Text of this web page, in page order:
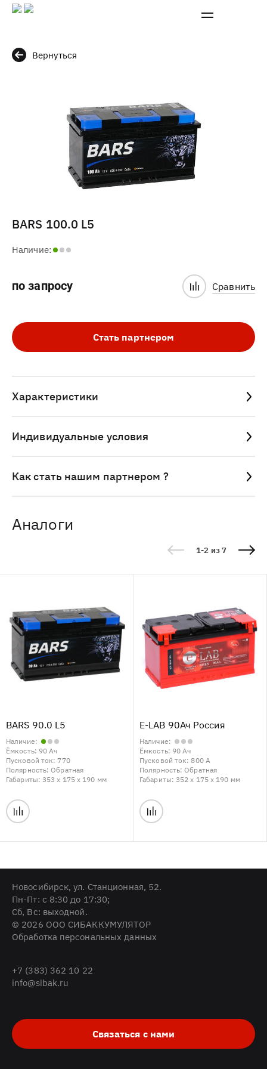
Вернуться
BARS 100.0 L5
Наличие:
по запросу Сравнить
Стать партнером
Характеристики
Индивидуальные условия
Как стать нашим партнером ?
Аналоги
1-2 из 7
BARS 90.0 L5
Наличие:
Ёмкость: 90 Ач
Пусковой ток: 770
Полярность:Обратная
Габариты: 353 x 175 x 190 мм
E-LAB 90Ач Россия
Наличие:
Ёмкость: 90 Ач
Пусковой ток:800 А
Полярность:Обратная
Габариты: 352 x 175 x 190 мм
Новосибирск, ул. Станционная, 52.
Пн-Пт: с 8:30 до 17:30;
Cб, Вс: выходной.
© 2026 ООО СИБАККУМУЛЯТОР
Обработка персональных данных
+7 (383) 362 10 22
info@sibak.ru
Связаться с нами